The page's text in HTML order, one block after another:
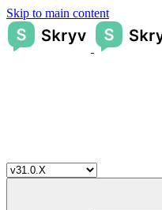
Skip to main content